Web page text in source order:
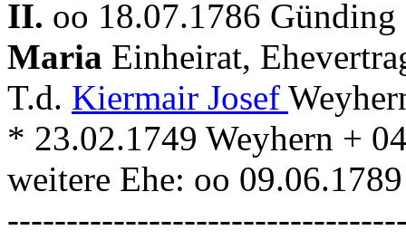
II. oo 18.07.1786
Maria Einheirat,
T.d. Kiermair Josef
* 23.02.1749 Weyhern +
weitere Ehe: oo